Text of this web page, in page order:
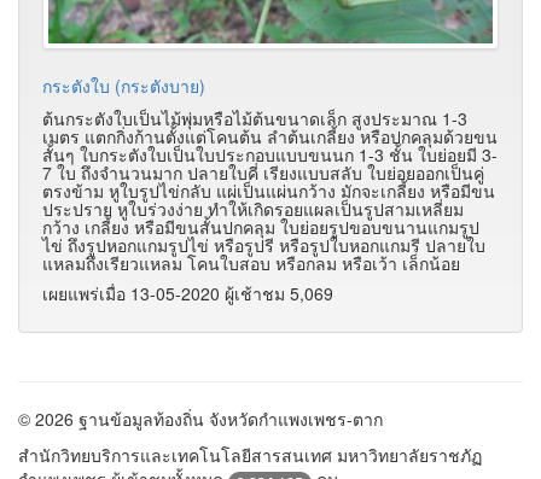
กระตังใบ (กระตังบาย)
ต้นกระตังใบเป็นไม้พุ่มหรือไม้ต้นขนาดเล็ก สูงประมาณ 1-3
เมตร แตกกิ่งก้านตั้งแต่โคนต้น ลำต้นเกลี้ยง หรือปกคลุมด้วยขน
สั้นๆ ใบกระตังใบเป็นใบประกอบแบบขนนก 1-3 ชั้น ใบย่อยมี 3-
7 ใบ ถึงจำนวนมาก ปลายใบคี่ เรียงแบบสลับ ใบย่อยออกเป็นคู่
ตรงข้าม หูใบรูปไข่กลับ แผ่เป็นแผ่นกว้าง มักจะเกลี้ยง หรือมีขน
ประปราย หูใบร่วงง่าย ทำให้เกิดรอยแผลเป็นรูปสามเหลี่ยม
กว้าง เกลี้ยง หรือมีขนสั้นปกคลุม ใบย่อยรูปขอบขนานแกมรูป
ไข่ ถึงรูปหอกแกมรูปไข่ หรือรูปรี หรือรูปใบหอกแกมรี ปลายใบ
แหลมถึงเรียวแหลม โคนใบสอบ หรือกลม หรือเว้า เล็กน้อย
เผยแพร่เมื่อ 13-05-2020 ผู้เช้าชม 5,069
© 2026 ฐานข้อมูลท้องถิ่น จังหวัดกำแพงเพชร-ตาก
สำนักวิทยบริการและเทคโนโลยีสารสนเทศ มหาวิทยาลัยราชภัฏ